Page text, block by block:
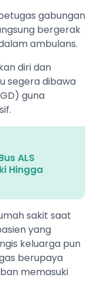
gabungan
bergerak
ambulans.
diri dan
segera dibawa
guna
ALS
Hingga
sakit saat
yang
keluarga pun
berupaya
memasuki